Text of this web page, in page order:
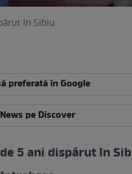
în Sibiu
preferată în Google
pe Discover
5 ani dispărut în